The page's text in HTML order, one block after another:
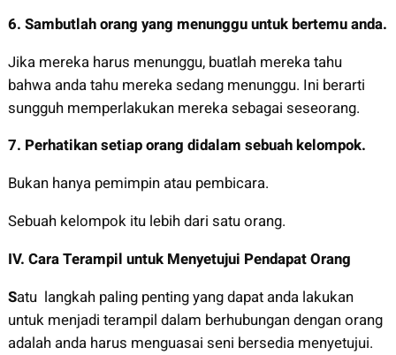
6. Sambutlah orang yang menunggu untuk bertemu anda.
Jika mereka harus menunggu, buatlah mereka tahu
bahwa anda tahu mereka sedang menunggu. Ini berarti
sungguh memperlakukan mereka sebagai seseorang.
7. Perhatikan setiap orang didalam sebuah kelompok.
Bukan hanya pemimpin atau pembicara.
Sebuah kelompok itu lebih dari satu orang.
IV. Cara Terampil untuk Menyetujui Pendapat Orang
Satu langkah paling penting yang dapat anda lakukan
untuk menjadi terampil dalam berhubungan dengan orang
adalah anda harus menguasai seni bersedia menyetujui.